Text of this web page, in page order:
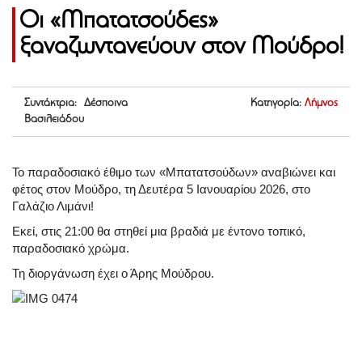
Οι «Μπατατσούδες»
ξαναζωντανεύουν στον Μούδρο!
Συντάκτρια: Δέσποινα
Βασιλειάδου
Κατηγορία: Λήμνος
Το παραδοσιακό έθιμο των «Μπατατσούδων» αναβιώνει και
φέτος στον Μούδρο, τη Δευτέρα 5 Ιανουαρίου 2026, στο
Γαλάζιο Λιμάνι!
Εκεί, στις 21:00 θα στηθεί μια βραδιά με έντονο τοπικό,
παραδοσιακό χρώμα.
Τη διοργάνωση έχει ο Άρης Μούδρου.